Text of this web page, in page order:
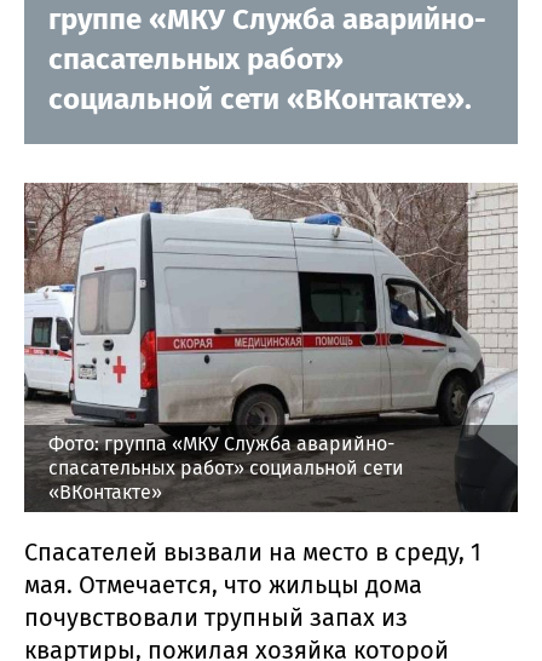
группе «МКУ Служба аварийно-
спасательных работ»
социальной сети «ВКонтакте».
Фото: группа «МКУ Служба аварийно-
спасательных работ» социальной сети
«ВКонтакте»
Спасателей вызвали на место в среду, 1
мая. Отмечается, что жильцы дома
почувствовали трупный запах из
квартиры, пожилая хозяйка которой